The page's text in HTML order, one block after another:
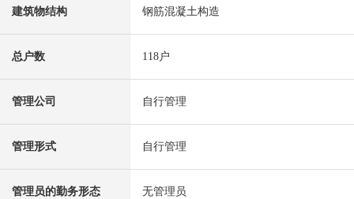
建筑物结构 钢筋混凝土构造
总户数 118户
管理公司 自行管理
管理形式 自行管理
管理员的勤务形态 无管理员